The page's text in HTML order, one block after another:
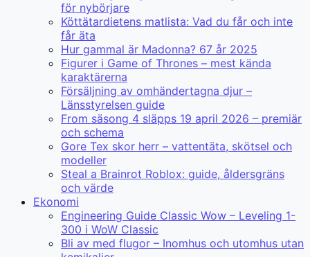
för nybörjare
Köttätardietens matlista: Vad du får och inte
får äta
Hur gammal är Madonna? 67 år 2025
Figurer i Game of Thrones – mest kända
karaktärerna
Försäljning av omhändertagna djur –
Länsstyrelsen guide
From säsong 4 släpps 19 april 2026 – premiär
och schema
Gore Tex skor herr – vattentäta, skötsel och
modeller
Steal a Brainrot Roblox: guide, åldersgräns
och värde
Ekonomi
Engineering Guide Classic Wow – Leveling 1-
300 i WoW Classic
Bli av med flugor – Inomhus och utomhus utan